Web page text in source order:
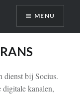
MENU
dienst bij Socius.
kanalen,